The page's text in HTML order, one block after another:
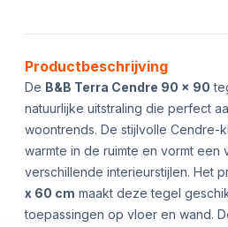
Product informatie
Productbeschrijving
De B&B Terra Cendre 90 x 90
natuurlijke uitstraling die perfect
woontrends. De stijlvolle Cendre-
warmte in de ruimte en vormt een
verschillende interieurstijlen. Het
x 60 cm maakt deze tegel
toepassingen op vloer en wand.